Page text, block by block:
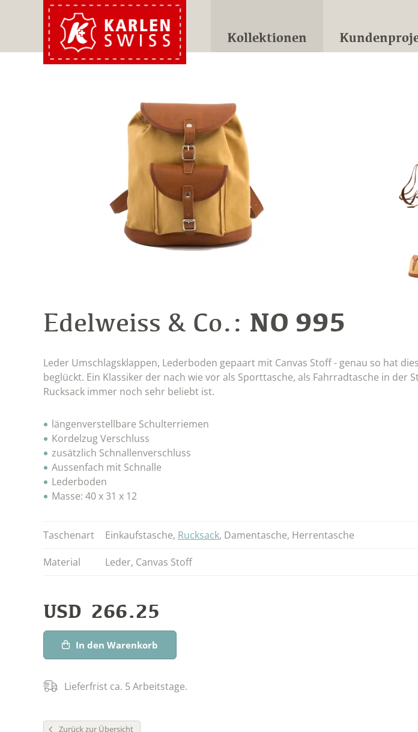
Kollektionen
Edelweiss & Co.: NO 995
Leder Umschlagsklappen, Lederboden gepaart mit Canvas Stoff - genau so hat
beglückt. Ein Klassiker der nach wie vor als Sporttasche, als Fahrradtasche in der
Rucksack immer noch sehr beliebt ist.
längenverstellbare Schulterriemen
Kordelzug Verschluss
zusätzlich Schnallenverschluss
Aussenfach mit Schnalle
Lederboden
Masse: 40 x 31 x 12
Taschenart Einkaufstasche, Rucksack, Damentasche, Herrentasche
Material Leder, Canvas Stoff
USD 266.25
In den Warenkorb
Lieferfrist ca. 5 Arbeitstage.
Zurück zur Übersicht